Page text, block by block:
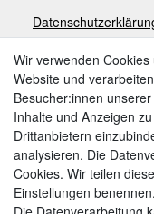
Impressum
Zahlungsarten
Weitere
Wir verwenden
Website und
Besucher:innen
Inhalte und Anzeigen
Drittanbietern
analysieren. Die
Cookies. Wir teilen
Einstellungen benennen.